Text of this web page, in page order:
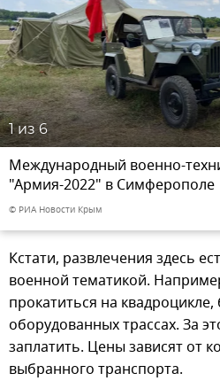
1из 6
Международный военно-
"Армия-2022" в Симферополе
© РИА Новости Крым
Кстати, развлечения здесь
военной тематикой.
прокатиться на квадроцикле,
оборудованных трассах. За
заплатить. Цены зависят от
выбранного транспорта.